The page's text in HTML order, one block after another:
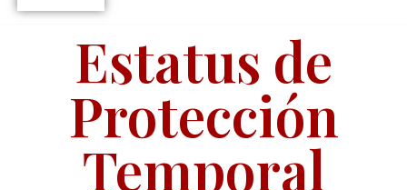
Estatus de
Protección
Temporal